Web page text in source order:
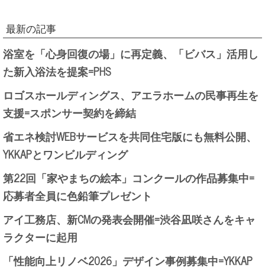
最新の記事
浴室を「心身回復の場」に再定義、「ビバス」活用し
た新入浴法を提案=PHS
ロゴスホールディングス、アエラホームの民事再生を
支援=スポンサー契約を締結
省エネ検討WEBサービスを共同住宅版にも無料公開、
YKKAPとワンビルディング
第22回「家やまちの絵本」コンクールの作品募集中=
応募者全員に色鉛筆プレゼント
アイ工務店、新CMの発表会開催=渋谷凪咲さんをキャ
ラクターに起用
「性能向上リノベ2026」デザイン事例募集中=YKKAP